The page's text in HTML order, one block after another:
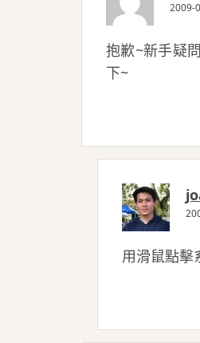
2009-
抱歉~新手疑
下~
用滑鼠點擊